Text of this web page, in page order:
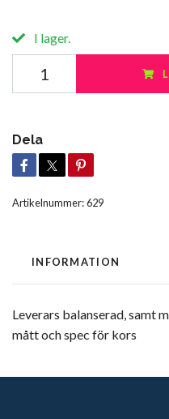
I lager.
Dela
Artikelnummer:629
INFORMATION
Leverars balanserad, samt
mått och spec för kors